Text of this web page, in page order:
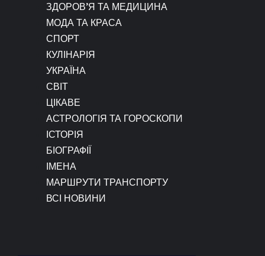
ЗДОРОВ’Я ТА МЕДИЦИНА
МОДА ТА КРАСА
СПОРТ
КУЛІНАРІЯ
УКРАЇНА
СВІТ
ЦІКАВЕ
АСТРОЛОГІЯ ТА ГОРОСКОПИ
ІСТОРІЯ
БІОГРАФІЇ
ІМЕНА
МАРШРУТИ ТРАНСПОРТУ
ВСІ НОВИНИ